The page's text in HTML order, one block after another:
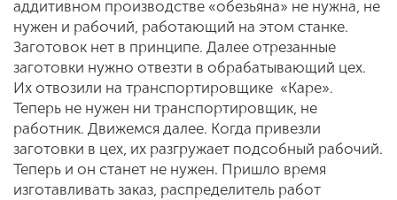
аддитивном производстве «обезьяна» не нужна, не
нужен и рабочий, работающий на этом станке.
Заготовок нет в принципе. Далее отрезанные
заготовки нужно отвезти в обрабатывающий цех.
Их отвозили на транспортировщике «Каре».
Теперь не нужен ни транспортировщик, не
работник. Движемся далее. Когда привезли
заготовки в цех, их разгружает подсобный рабочий.
Теперь и он станет не нужен. Пришло время
изготавливать заказ, распределитель работ